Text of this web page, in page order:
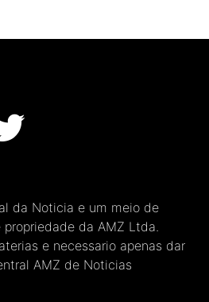
da Noticia e um meio de
da AMZ Ltda.
e necessario apenas dar
AMZ de Noticias